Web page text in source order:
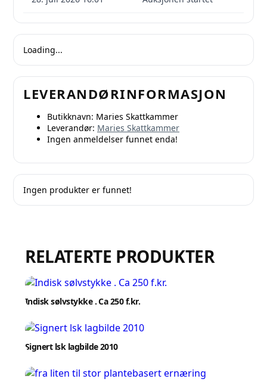
Loading...
LEVERANDØRINFORMASJON
Butikknavn: Maries Skattkammer
Leverandør: Maries Skattkammer
Ingen anmeldelser funnet enda!
Ingen produkter er funnet!
RELATERTE PRODUKTER
Indisk sølvstykke . Ca 250 f.kr.
Signert lsk lagbilde 2010